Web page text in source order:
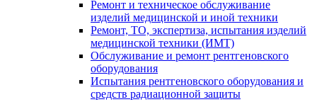
Ремонт и техническое обслуживание
изделий медицинской и иной техники
Ремонт, ТО, экспертиза, испытания изделий
медицинской техники (ИМТ)
Обслуживание и ремонт рентгеновского
оборудования
Испытания рентгеновского оборудования и
средств радиационной защиты